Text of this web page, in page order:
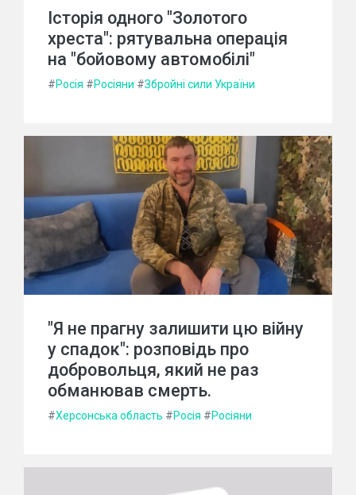
Історія одного "Золотого
хреста": рятувальна операція
на "бойовому автомобілі"
#Росія #Росіяни #Збройні сили України
"Я не прагну залишити цю війну
у спадок": розповідь про
добровольця, який не раз
обманював смерть.
#Херсонська область #Росія #Росіяни